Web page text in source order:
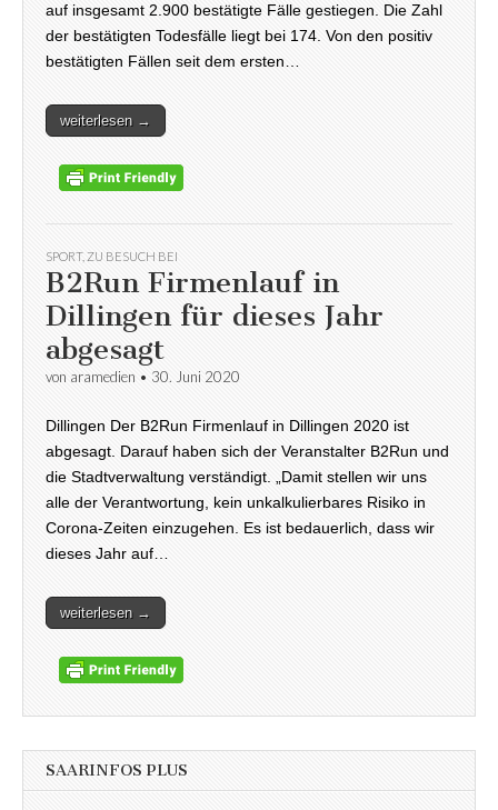
auf insgesamt 2.900 bestätigte Fälle gestiegen. Die Zahl
der bestätigten Todesfälle liegt bei 174. Von den positiv
bestätigten Fällen seit dem ersten…
weiterlesen →
SPORT, ZU BESUCH BEI
B2Run Firmenlauf in
Dillingen für dieses Jahr
abgesagt
von aramedien • 30. Juni 2020
Dillingen Der B2Run Firmenlauf in Dillingen 2020 ist
abgesagt. Darauf haben sich der Veranstalter B2Run und
die Stadtverwaltung verständigt. „Damit stellen wir uns
alle der Verantwortung, kein unkalkulierbares Risiko in
Corona-Zeiten einzugehen. Es ist bedauerlich, dass wir
dieses Jahr auf…
weiterlesen →
SAARINFOS PLUS